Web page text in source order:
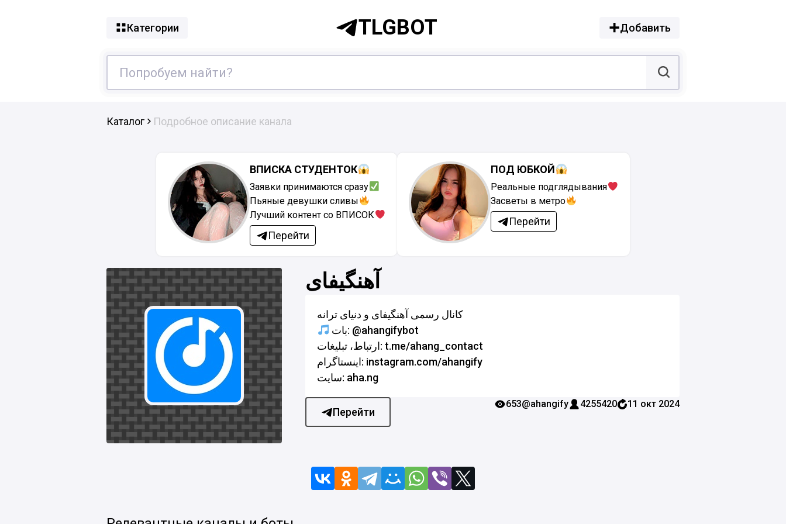
Категории TLGBOT Добавить
Каталог Подробное описание канала
ВПИСКА СТУДЕНТОК
Заявки принимаются сразу
Пьяные девушки сливы
Лучший контент со ВПИСОК
Перейти
ПОД ЮБКОЙ
Реальные подглядывания
Засветы в метро
Перейти
آهنگیفای
کانال رسمی آهنگیفای و دنیای ترانه
بات: @ahangifybot
ارتباط، تبلیغات: t.me/ahang_contact
اینستاگرام: instagram.com/ahangify
سایت: aha.ng
Перейти
653@ahangify 4255420 11 окт 2024